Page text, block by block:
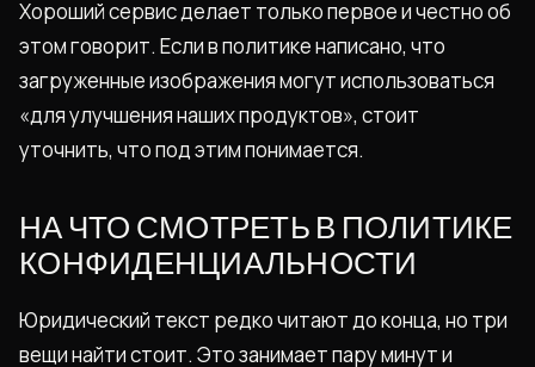
Хороший сервис делает только первое и честно об
этом говорит. Если в политике написано, что
загруженные изображения могут использоваться
«для улучшения наших продуктов», стоит
уточнить, что под этим понимается.
НА ЧТО СМОТРЕТЬ В ПОЛИТИКЕ
КОНФИДЕНЦИАЛЬНОСТИ
Юридический текст редко читают до конца, но три
вещи найти стоит. Это занимает пару минут и